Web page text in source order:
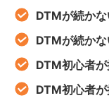
DTMが続か
DTMが続か
DTM初心者
DTM初心者